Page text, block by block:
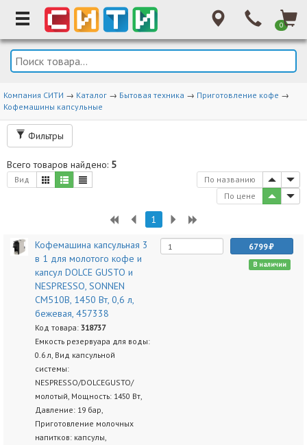
0
Компания СИТИ → Каталог → Бытовая техника → Приготовление кофе →
Кофемашины капсульные
Фильтры
Всего товаров найдено: 5
Вид
По названию
По цене
1
Кофемашина капсульная 3
в 1 для молотого кофе и
капсул DOLCE GUSTO и
NESPRESSO, SONNEN
CM510B, 1450 Вт, 0,6 л,
бежевая, 457338
Код товара: 318737
Емкость резервуара для воды:
0.6 л, Вид капсульной
системы:
NESPRESSO/DOLCEGUSTO/
молотый, Мощность: 1450 Вт,
Давление: 19 бар,
Приготовление молочных
напитков: капсулы,
6799
В наличии